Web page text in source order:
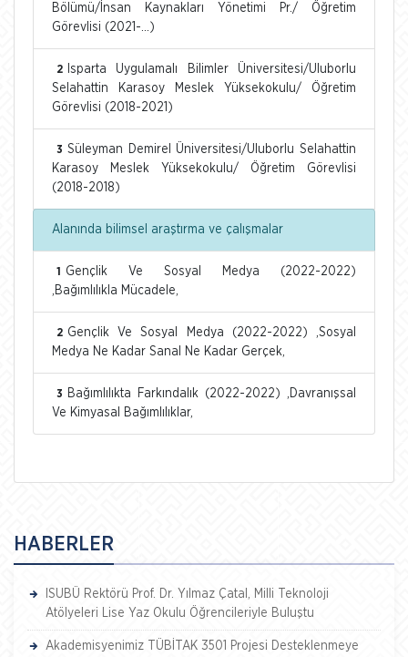
Bölümü/İnsan Kaynakları Yönetimi Pr./ Öğretim
Görevlisi (2021-...)
2
Isparta Uygulamalı Bilimler Üniversitesi/Uluborlu
Selahattin Karasoy Meslek Yüksekokulu/ Öğretim
Görevlisi (2018-2021)
3 Süleyman Demirel Üniversitesi/Uluborlu Selahattin
Karasoy Meslek Yüksekokulu/ Öğretim Görevlisi
(2018-2018)
Alanında bilimsel araştırma ve çalışmalar
1
Gençlik Ve Sosyal Medya (2022-2022)
,Bağımlılıkla Mücadele,
2 Gençlik Ve Sosyal Medya (2022-2022) ,Sosyal
Medya Ne Kadar Sanal Ne Kadar Gerçek,
3
Bağımlılıkta Farkındalık (2022-2022) ,Davranışsal
Ve Kimyasal Bağımlılıklar,
HABERLER
ISUBÜ Rektörü Prof. Dr. Yılmaz Çatal, Milli Teknoloji
Atölyeleri Lise Yaz Okulu Öğrencileriyle Buluştu
Akademisyenimiz TÜBİTAK 3501 Projesi Desteklenmeye